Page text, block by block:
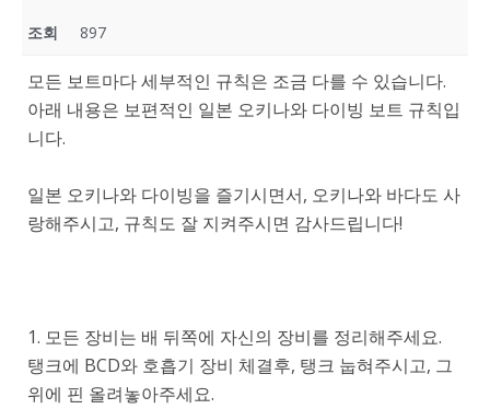
조회 897
모든 보트마다 세부적인 규칙은 조금 다를 수 있습니다.
아래 내용은 보편적인 일본 오키나와 다이빙 보트 규칙입
니다.
일본 오키나와 다이빙을 즐기시면서, 오키나와 바다도 사
랑해주시고, 규칙도 잘 지켜주시면 감사드립니다!
1. 모든 장비는 배 뒤쪽에 자신의 장비를 정리해주세요.
탱크에 BCD와 호흡기 장비 체결후, 탱크 눕혀주시고, 그
위에 핀 올려놓아주세요.